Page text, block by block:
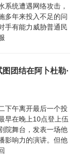
系统遭遇网络攻击，
多年来投入不足的问
手有能力威胁普通民
团结在阿卜杜勒·
下午离开最后一个投
早在晚上10点登上伍
院舞台，发表一场他
影响力的演讲。但他